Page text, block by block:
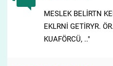
MESLEK BELİRTN
EKLRNİ GETİRYR.
KUAFÖRCÜ, .."